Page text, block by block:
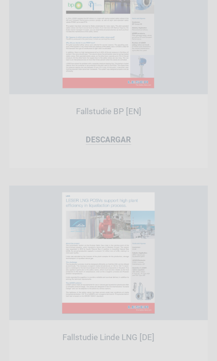
Fallstudie BP [EN]
DESCARGAR
Fallstudie Linde LNG [DE]